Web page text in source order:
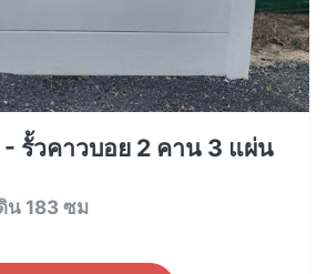
รั้วคาวบอย 2 คาน 3 แผ่น
น 183 ซม